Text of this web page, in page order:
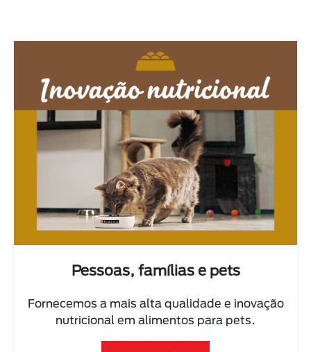
Pessoas, famílias e pets
Fornecemos a mais alta qualidade e inovação
nutricional em alimentos para pets.